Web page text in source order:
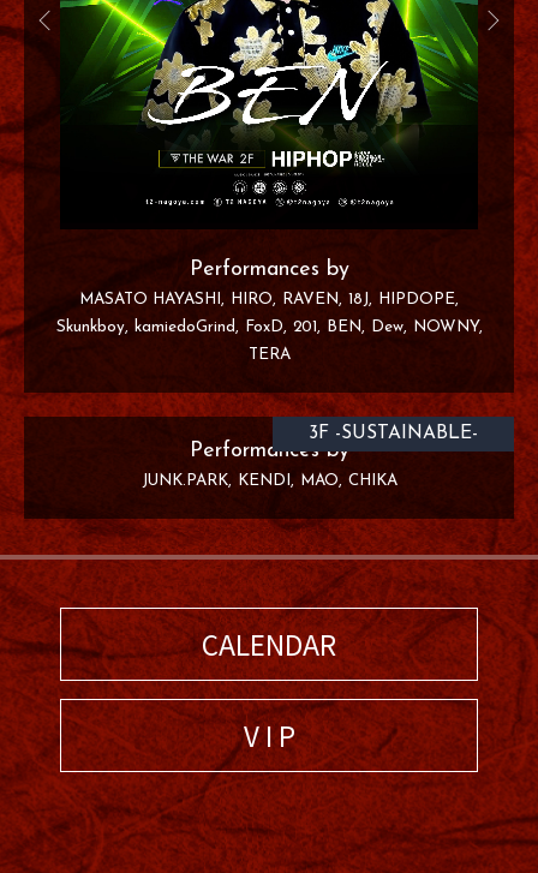
Performances by
MASATO HAYASHI HIRO RAVEN 18J
HIPDOPE
Skunkboy
kamiedoGrind FoxD 201 BEN Dew
NOWNY
TERA
3F -SUSTAINABLE-
Performances by
JUNK.PARK KENDI MAO CHIKA
CALENDAR
V I P